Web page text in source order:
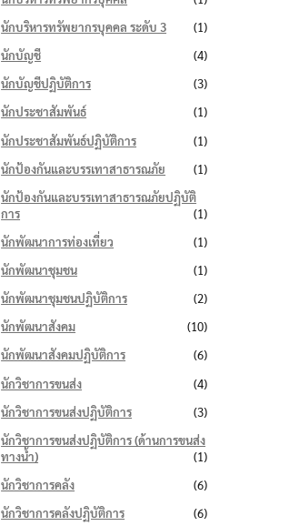
นักบริหารทรัพยากรบุคคล ระดับ 3
(1)
นักบัญชี
(4)
นักบัญชีปฏิบัติการ
(3)
นักประชาสัมพันธ์
(1)
นักประชาสัมพันธ์ปฏิบัติการ
(1)
นักป้องกันและบรรเทาสาธารณภัย
(1)
นักป้องกันและบรรเทาสาธารณภัยปฏิบัติ
การ
(1)
นักพัฒนาการท่องเที่ยว
(1)
นักพัฒนาชุมชน
(1)
นักพัฒนาชุมชนปฏิบัติการ
(2)
นักพัฒนาสังคม
(10)
นักพัฒนาสังคมปฏิบัติการ
(6)
นักวิชาการขนส่ง
(4)
นักวิชาการขนส่งปฏิบัติการ
(3)
นักวิชาการขนส่งปฏิบัติการ (ด้านการขนส่ง
ทางน้ำ)
(1)
นักวิชาการคลัง
(6)
นักวิชาการคลังปฏิบัติการ
(6)